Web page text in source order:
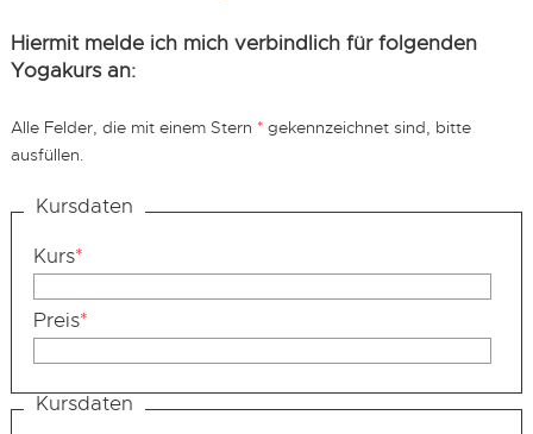
Hiermit melde ich mich verbindlich für folgenden
Yogakurs an:
Alle Felder, die mit einem Stern *gekennzeichnet sind, bitte
ausfüllen.
Kursdaten
Kurs*
Preis*
Kursdaten